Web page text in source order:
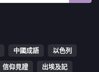
中國成語
以色列
信仰見證
出埃及記